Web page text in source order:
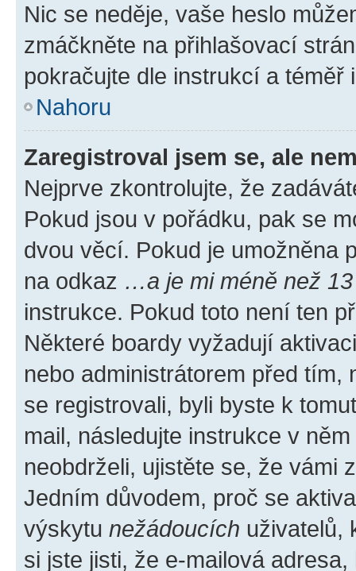
Nic se neděje, vaše heslo
zmáčkněte na přihlašovací
pokračujte dle instrukcí a téměř
Nahoru
Zaregistroval jsem se, ale
Nejprve zkontrolujte, že
Pokud jsou v pořádku, pak se
dvou věcí. Pokud je umožněna
na odkaz …a je mi méně než
instrukce. Pokud toto není ten
Některé boardy vyžadují
nebo administrátorem před tím,
se registrovali, byli byste k
mail, následujte instrukce v
neobdrželi, ujistěte se, že vámi
Jedním důvodem, proč se
výskytu nežádoucích uživatelů,
si jste jisti, že e-mailová